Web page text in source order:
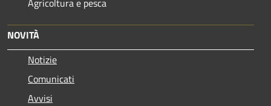
NOVITÀ
Notizie
Comunicati
Avvisi